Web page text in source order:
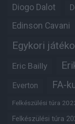
Diogo Dalot
Edinson Cavani
Egykori
Eric Bailly
Everton FA-
Felkészülési túra
Felkészülési túra